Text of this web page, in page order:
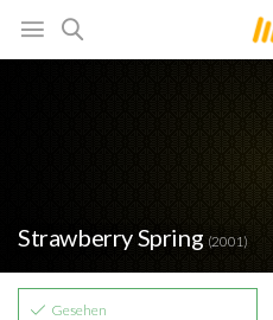
Strawberry Spring (2001)
Gesehen